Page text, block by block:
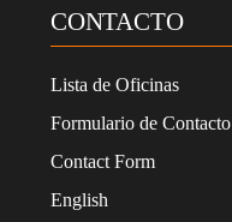
CONTACTO
Lista de Oficinas
Formulario de Contacto
Contact Form
English